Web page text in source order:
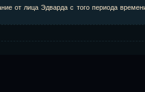
от лица Эдварда с того периода